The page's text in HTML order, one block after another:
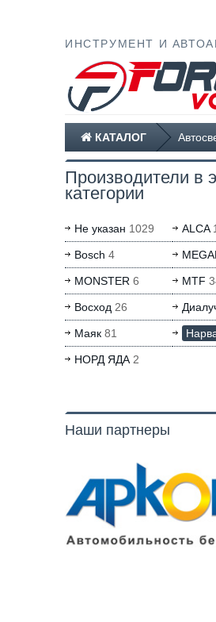
ИНСТРУМЕНТ И
КАТАЛОГ
Производители в
категории
Не указан 1029 ALCA1
Bosch 4
MONSTER 6 MTF
Восход 26
Маяк 81
НОРД ЯДА 2
Наши партнеры